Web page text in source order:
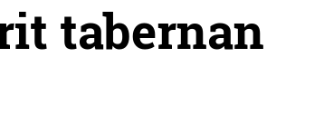
tabernan